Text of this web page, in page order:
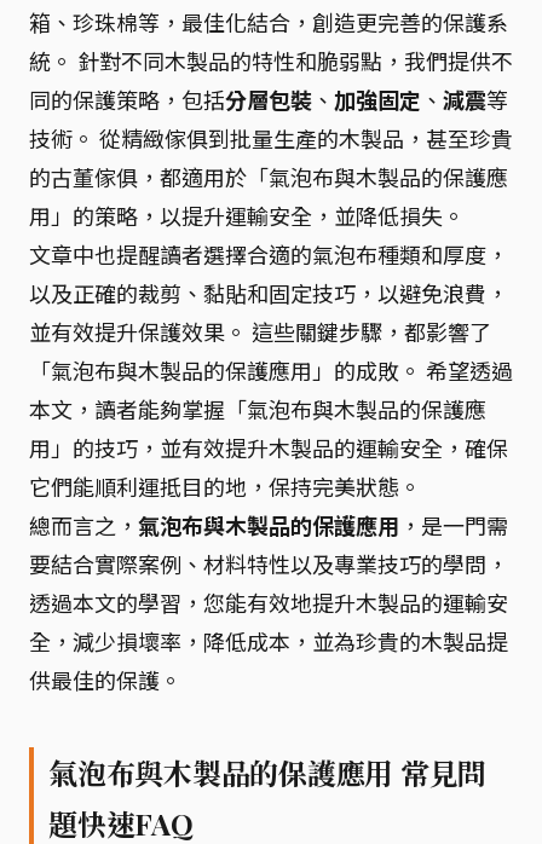
箱、珍珠棉等，最佳化結合，創造更完善的保護系
統。 針對不同木製品的特性和脆弱點，我們提供不
同的保護策略，包括分層包裝 、 加強固定 、 減震等
技術。 從精緻傢俱到批量生產的木製品，甚至珍貴
的古董傢俱，都適用於「氣泡布與木製品的保護應
用」的策略，以提升運輸安全，並降低損失。
文章中也提醒讀者選擇合適的氣泡布種類和厚度，
以及正確的裁剪、黏貼和固定技巧，以避免浪費，
並有效提升保護效果。 這些關鍵步驟，都影響了
「氣泡布與木製品的保護應用」的成敗。 希望透過
本文，讀者能夠掌握「氣泡布與木製品的保護應
用」的技巧，並有效提升木製品的運輸安全，確保
它們能順利運抵目的地，保持完美狀態。
總而言之， 氣泡布與木製品的保護應用 ，是一門需
要結合實際案例、材料特性以及專業技巧的學問，
透過本文的學習，您能有效地提升木製品的運輸安
全，減少損壞率，降低成本，並為珍貴的木製品提
供最佳的保護。
氣泡布與木製品的保護應用 常見問
題快速FAQ